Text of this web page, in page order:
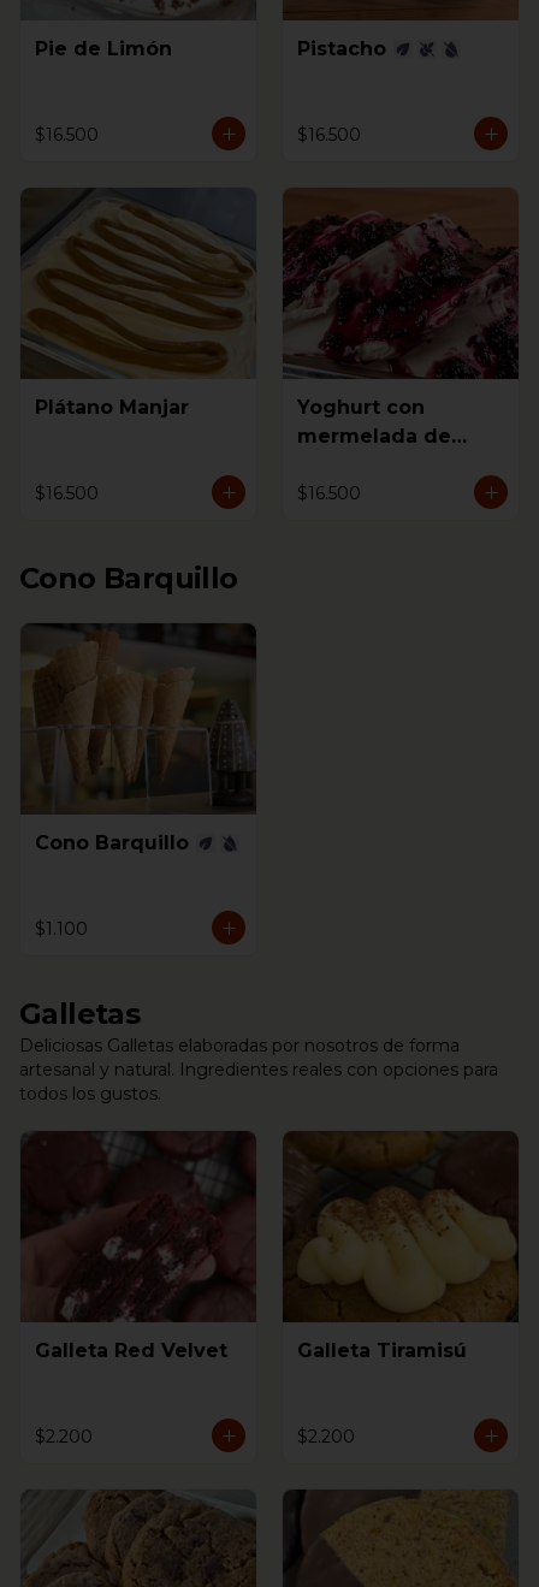
Pie de Limón
$16.500
Pistacho
$16.500
Plátano Manjar
$16.500
Yoghurt con
mermelada de
$16.500
Cono Barquillo
Cono Barquillo
$1.100
Galletas
Deliciosas Galletas elaboradas por nosotros de forma
artesanal y natural. Ingredientes reales con opciones para
todos los gustos.
Galleta Red Velvet
$2.200
Galleta Tiramisú
$2.200